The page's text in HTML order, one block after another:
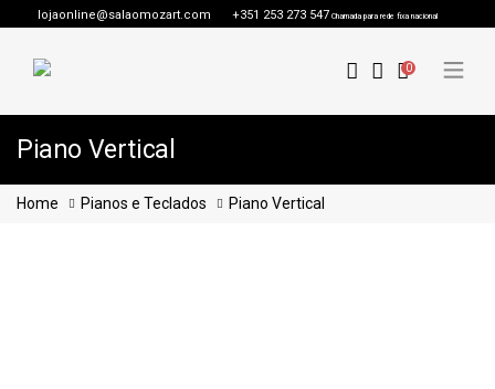
lojaonline@salaomozart.com +351 253 273 547 Chamada para rede fixa nacional
0
Piano Vertical
Home Pianos e Teclados Piano Vertical